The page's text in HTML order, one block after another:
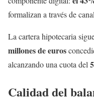
formalizan a través de
La cartera hipotecaria
millones de euros
alcanzando una cuota del
Calidad del